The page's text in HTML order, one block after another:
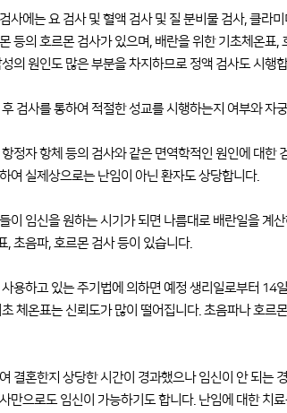
사에는 요 검사 및 혈액 검사 및 질 분비물 검사, 클라
등의 호르몬 검사가 있으며, 배란을 위한 기초체온표,
의 원인도 많은 부분을 차지하므로 정액 검사도 시행
검사를 통하여 적절한 성교를 시행하는지 여부와 자
정자 항체 등의 검사와 같은 면역학적인 원인에 대한
여 실제상으로는 난임이 아닌 환자도 상당합니다.
이 임신을 원하는 시기가 되면 나름대로 배란일을 계
, 초음파, 호르몬 검사 등이 있습니다.
용하고 있는 주기법에 의하면 예정 생리일로부터 14
체온표는 신뢰도가 많이 떨어집니다. 초음파나 호르
결혼한지 상당한 시간이 경과했으나 임신이 안 되는
만으로도 임신이 가능하기도 합니다. 난임에 대한 치